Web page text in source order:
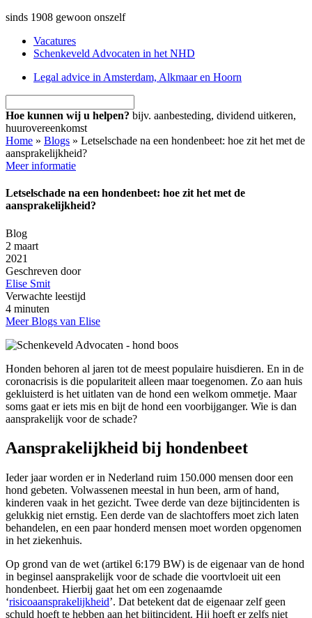
sinds 1908 gewoon onszelf
Vacatures
Schenkeveld Advocaten in het NHD
Legal advice in Amsterdam, Alkmaar en Hoorn
Hoe kunnen wij u helpen? bijv. aanbesteding, dividend uitkeren,
huurovereenkomst
Home » Blogs » Letselschade na een hondenbeet: hoe zit het met de
aansprakelijkheid?
Meer informatie
Letselschade na een hondenbeet: hoe zit het met de
aansprakelijkheid?
Blog
2 maart
2021
Geschreven door
Elise Smit
Verwachte leestijd
4 minuten
Meer Blogs van Elise
Honden behoren al jaren tot de meest populaire huisdieren. En in de
coronacrisis is die populariteit alleen maar toegenomen. Zo aan huis
gekluisterd is het uitlaten van de hond een welkom ommetje. Maar
soms gaat er iets mis en bijt de hond een voorbijganger. Wie is dan
aansprakelijk voor de schade?
Aansprakelijkheid bij hondenbeet
Ieder jaar worden er in Nederland ruim 150.000 mensen door een
hond gebeten. Volwassenen meestal in hun been, arm of hand,
kinderen vaak in het gezicht. Twee derde van deze bijtincidenten is
gelukkig niet ernstig. Een derde van de slachtoffers moet zich laten
behandelen, en een paar honderd mensen moet worden opgenomen
in het ziekenhuis.
Op grond van de wet (artikel 6:179 BW) is de eigenaar van de hond
in beginsel aansprakelijk voor de schade die voortvloeit uit een
hondenbeet. Hierbij gaat het om een zogenaamde
‘risicoaansprakelijkheid’. Dat betekent dat de eigenaar zelf geen
schuld hoeft te hebben aan het bijtincident. Hij hoeft er zelfs niet